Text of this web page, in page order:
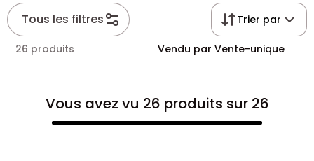
Tous les filtres Trier par
26 produits Vendu par Vente-unique
Vous avez vu 26 produits sur 26